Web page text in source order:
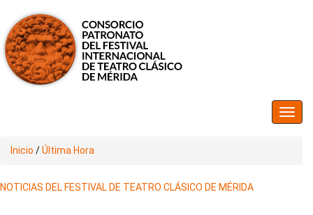
Inicio /Última Hora
NOTICIAS DEL FESTIVAL DE TEATRO CLÁSICO DE MÉRIDA